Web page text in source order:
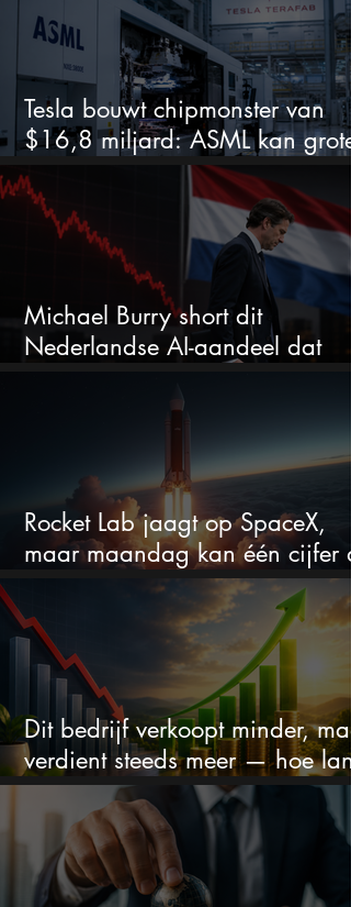
Tesla bouwt chipmonster van
$16,8 miljard: ASML kan grote
winnaar worden
Michael Burry short dit
Nederlandse AI-aandeel dat
Rocket Lab jaagt op SpaceX,
maar maandag kan één cijfer
droom doorprikken?
Dit bedrijf verkoopt minder,
verdient steeds meer — hoe
kan dit sprookje doorgaan?